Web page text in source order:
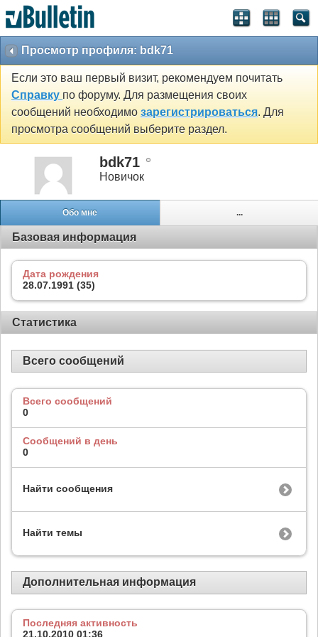
Просмотр профиля: bdk71
Если это ваш первый визит, рекомендуем почитать
Справку по форуму. Для размещения своих
сообщений необходимо зарегистрироваться. Для
просмотра сообщений выберите раздел.
bdk71
Новичок
Обо мне ...
Базовая информация
Дата рождения
28.07.1991 (35)
Статистика
Всего сообщений
Всего сообщений
0
Сообщений в день
0
Найти сообщения
Найти темы
Дополнительная информация
Последняя активность
21.10.2010 01:36